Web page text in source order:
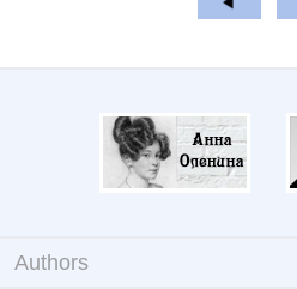
Authors